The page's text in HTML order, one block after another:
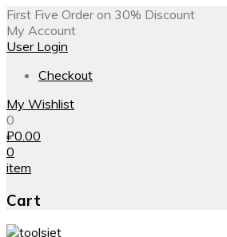
First Five Order on 30% Discount
My Account
User Login
Checkout
My Wishlist
0
₽0.00
0
item
Cart